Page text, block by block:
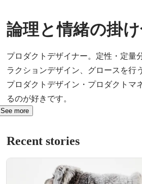
論理と情緒の掛
プロダクトデザイナー。定性・定量
ラクションデザイン、グロースを行
プロダクトデザイン・プロダクトマ
るのが好きです。
See more
Recent stories